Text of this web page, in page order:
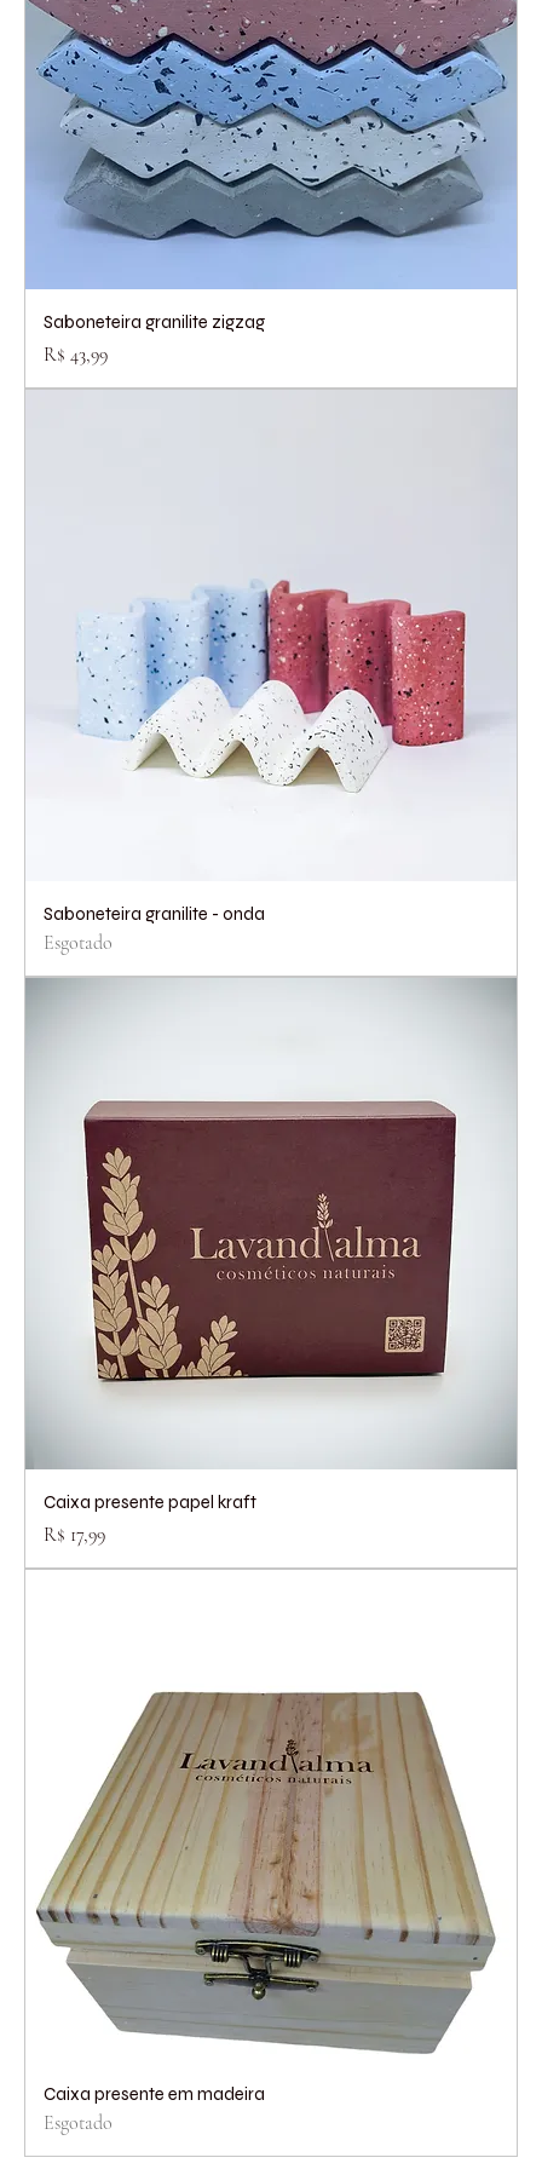
Saboneteira granilite zigzag
Preço
R$ 43,99
Saboneteira granilite - onda
Esgotado
Caixa presente papel kraft
Preço
R$ 17,99
Caixa presente em madeira
Esgotado